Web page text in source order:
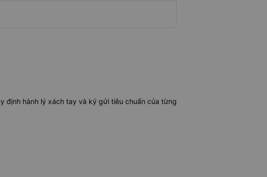
định hành lý xách tay và ký gửi tiêu chuẩn của từng